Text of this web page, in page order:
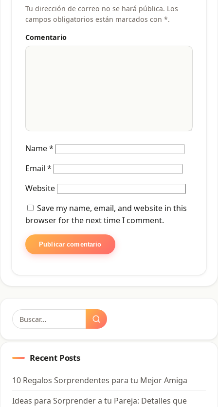
Tu dirección de correo no se hará pública. Los
campos obligatorios están marcados con *.
Comentario
Name*
Email *
Website
Save my name, email, and website in this
browser for the next time I comment.
Buscar:
Recent Posts
10 Regalos Sorprendentes para tu Mejor Amiga
Ideas para Sorprender a tu Pareja: Detalles que